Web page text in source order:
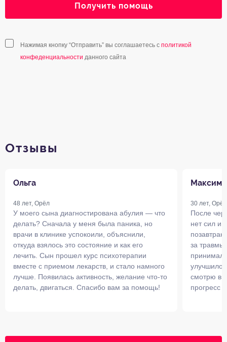
Получить помощь
Нажимая кнопку “Отправить” вы соглашаетесь с политикой
конфеденциальности данного сайта
Отзывы
Ольга
48 лет, Орёл
У моего сына диагностирована абулия — что
делать? Сначала у меня была паника, но
врачи в клинике успокоили, объяснили,
откуда взялось это состояние и как его
лечить. Сын прошел курс психотерапии
вместе с приемом лекарств, и стало намного
лучше. Появилась активность, желание что-то
делать, двигаться. Спасибо вам за помощь!
Максим
30 лет, Орёл
После
нет сил и
за
принимал
смотрю в
прогресс